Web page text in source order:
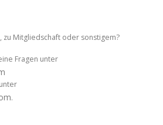
zu Mitgliedschaft oder sonstigem?
Fragen unter
.